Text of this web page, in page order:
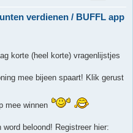
verdienen / BUFFL app
korte (heel korte) vragenlijstjes
mee bijeen spaart! Klik gerust
mee winnen
beloond! Registreer hier: